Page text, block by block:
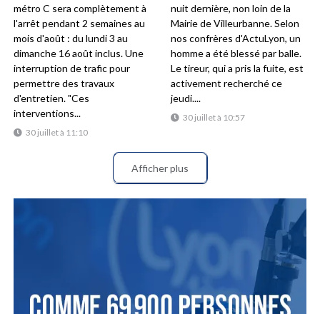
30 juillet à 11:10
métro C sera complètement à
l'arrêt pendant 2 semaines au
mois d'août : du lundi 3 au
dimanche 16 août inclus. Une
interruption de trafic pour
permettre des travaux
d'entretien. "Ces
interventions...
30 juillet à 10:57
nuit dernière, non loin de la
Mairie de Villeurbanne. Selon
nos confrères d'ActuLyon, un
homme a été blessé par balle.
Le tireur, qui a pris la fuite, est
activement recherché ce
jeudi....
Afficher plus